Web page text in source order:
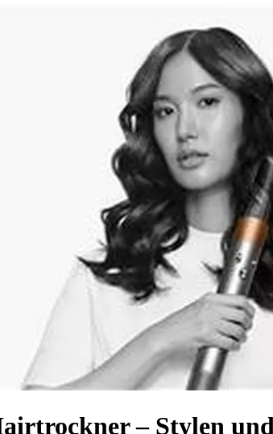
– Stylen